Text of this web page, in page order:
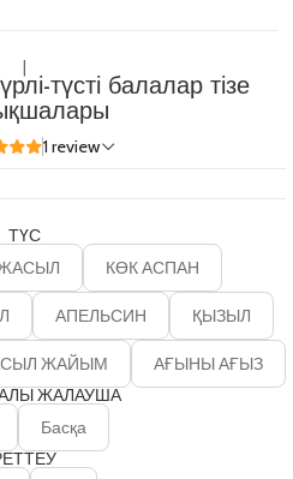
түсті балалар тізе
1 review
ТҮС
КӨК АСПАН
АПЕЛЬСИН ҚЫЗЫЛ
ЖАЙЫМ АҒЫНЫ АҒЫЗ
ЖАЛАУША
Басқа